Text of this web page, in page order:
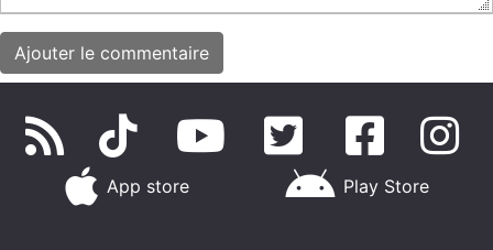
App store Play Store